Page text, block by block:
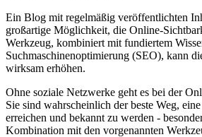
Ein Blog mit regelmäßig veröffentlichten
großartige Möglichkeit, die Online-
Werkzeug, kombiniert mit fundiertem
Suchmaschinenoptimierung (SEO), kann
wirksam erhöhen.
Ohne soziale Netzwerke geht es bei der
Sie sind wahrscheinlich der beste Weg,
erreichen und bekannt zu werden -
Kombination mit den vorgenannten